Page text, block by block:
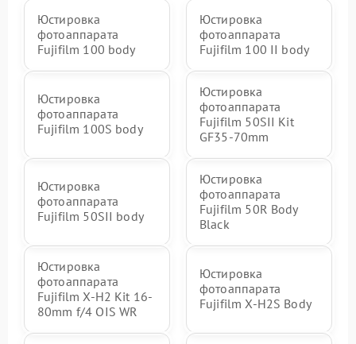
Юстировка
фотоаппарата
Fujifilm 100 body
Юстировка
фотоаппарата
Fujifilm 100 II body
Юстировка
фотоаппарата
Fujifilm 100S body
Юстировка
фотоаппарата
Fujifilm 50SII Kit
GF35-70mm
Юстировка
фотоаппарата
Fujifilm 50SII body
Юстировка
фотоаппарата
Fujifilm 50R Body
Black
Юстировка
фотоаппарата
Fujifilm X-H2 Kit 16-
80mm f/4 OIS WR
Юстировка
фотоаппарата
Fujifilm X-H2S Body